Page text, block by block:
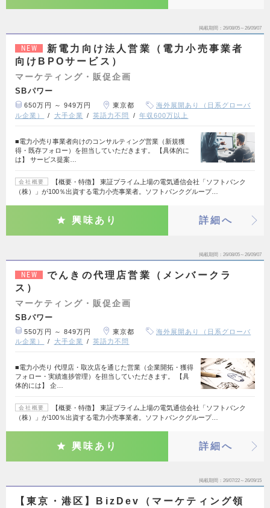
掲載期間 26/08/05～26/09/07
NEW
新電力向け法人営業（電力小売事業者
向けBPOサービス）
マーケティング・販促企画
SBパワー
650万円 ～ 949万円 東京都
海外展開あり（日系グローバ
ル企業）
大手企業 英語力不問 年収600万以上
■電力小売り事業者向けのコンサルティング営業（新規獲
得・既存フォロー）を担当していただきます。 【具体的に
は】 サービス提案…
会社概要
【概要・特徴】 東証プライム上場の電気通信会社「ソフトバンク
（株）」が100％出資する電力小売事業者。ソフトバンクグループ…
興味あり 詳細へ
掲載期間 26/08/05～26/09/07
NEW
でんきの代理店営業（メンバークラ
ス）
マーケティング・販促企画
SBパワー
550万円 ～ 849万円 東京都
海外展開あり（日系グローバ
ル企業）
大手企業 英語力不問
■電力小売り 代理店・取次店を通じた営業（企業開拓・獲得
フォロー・実績進捗管理）を担当していただきます。 【具
体的には】 企…
会社概要
【概要・特徴】 東証プライム上場の電気通信会社「ソフトバンク
（株）」が100％出資する電力小売事業者。ソフトバンクグループ…
興味あり 詳細へ
掲載期間 26/07/22～26/09/15
【東京・港区】BizDev（マーケティング領